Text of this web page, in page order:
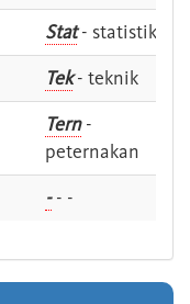
Stat- statistik
Tek- teknik
Tern-
peternakan
-- -